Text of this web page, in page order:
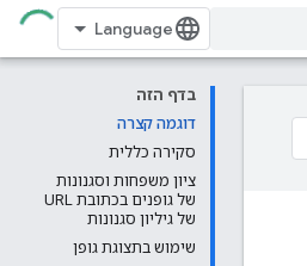
בדף הזה
דוגמה קצרה
סקירה כללית
ציון משפחות וסגנונות
של גופנים בכתובת URL
של גיליון סגנונות
שימוש בתצוגת גופן